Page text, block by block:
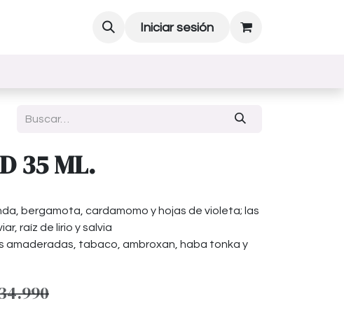
Iniciar sesión
35 ML.
bergamota, cardamomo y hojas de violeta; las
raíz de lirio y salvia
amaderadas, tabaco, ambroxan, haba tonka y